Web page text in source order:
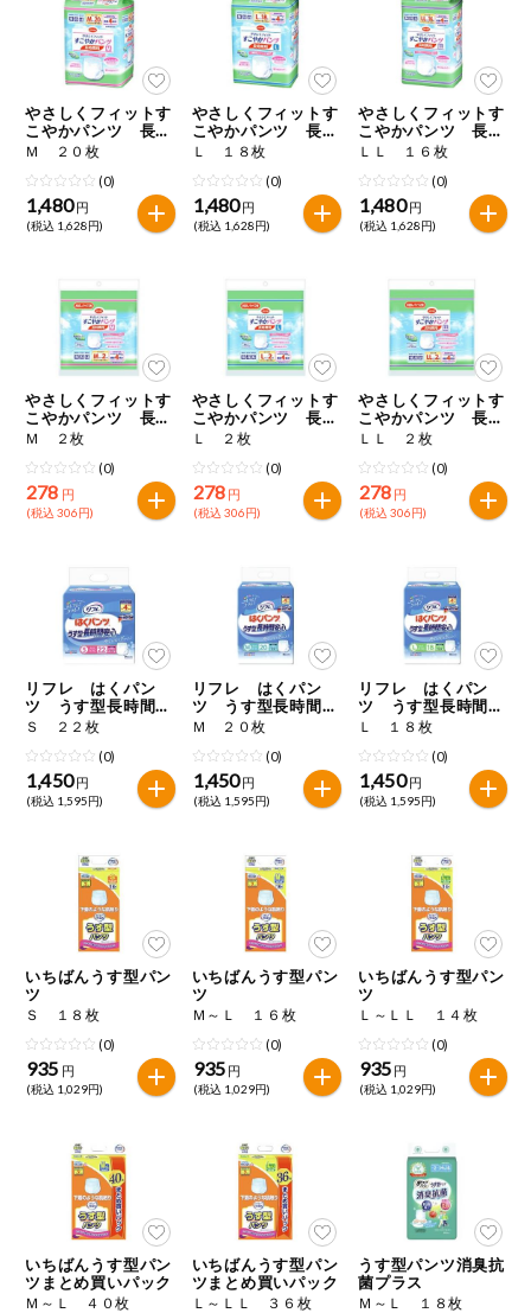
やさしくフィットす
こやかパンツ 長時
間用
Ｍ ２０枚
(0)
1,480 円
(税込 1,628円)
やさしくフィットす
こやかパンツ 長時
間用
Ｌ １８枚
(0)
1,480 円
(税込 1,628円)
やさしくフィットす
こやかパンツ 長時
間用
ＬＬ １６枚
(0)
1,480 円
(税込 1,628円)
やさしくフィットす
こやかパンツ 長時
間用お試しパック
Ｍ ２枚
(0)
278 円
(税込 306円)
やさしくフィットす
こやかパンツ 長時
間用お試しパック
Ｌ ２枚
(0)
278 円
(税込 306円)
やさしくフィットす
こやかパンツ 長時
間用お試しパック
ＬＬ ２枚
(0)
278 円
(税込 306円)
リフレ はくパン
ツ うす型長時間安
心
Ｓ ２２枚
(0)
1,450 円
(税込 1,595円)
リフレ はくパン
ツ うす型長時間安
心
Ｍ ２０枚
(0)
1,450 円
(税込 1,595円)
リフレ はくパン
ツ うす型長時間安
心Ｌ １８枚
(0)
1,450 円
(税込 1,595円)
いちばんうす型パン
ツ
Ｓ １８枚
(0)
935 円
(税込 1,029円)
いちばんうす型パン
ツ
Ｍ～Ｌ １６枚
(0)
935 円
(税込 1,029円)
いちばんうす型パン
ツ
Ｌ～ＬＬ １４枚
(0)
935 円
(税込 1,029円)
いちばんうす型パン
ツまとめ買いパック
Ｍ～Ｌ ４０枚
いちばんうす型パン
ツまとめ買いパック
Ｌ～ＬＬ ３６枚
うす型パンツ消臭抗
菌プラス
Ｍ～Ｌ １８枚